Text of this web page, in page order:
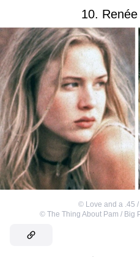
10.
© Love and a .45
© The Thing About Pam / Big